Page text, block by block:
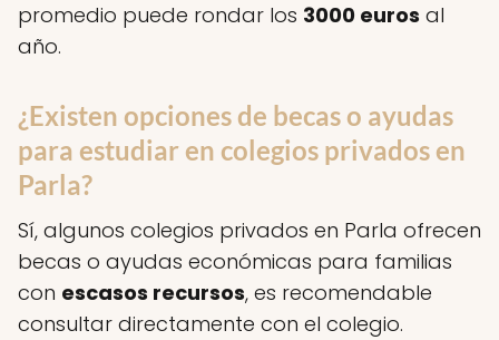
promedio puede rondar los 3000 euros al
año.
¿Existen opciones de becas o ayudas
para estudiar en colegios privados en
Parla?
Sí, algunos colegios privados en Parla ofrecen
becas o ayudas económicas para familias
con escasos recursos, es recomendable
consultar directamente con el colegio.